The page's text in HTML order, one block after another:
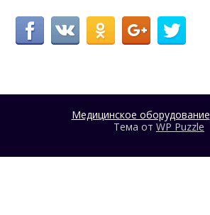
Медицинское оборудование
Тема от WP Puzzle